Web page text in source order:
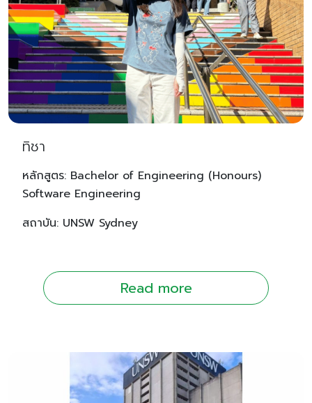
ทิชา
หลักสูตร: Bachelor of Engineering (Honours)
Software Engineering
สถาบัน: UNSW Sydney
Read more